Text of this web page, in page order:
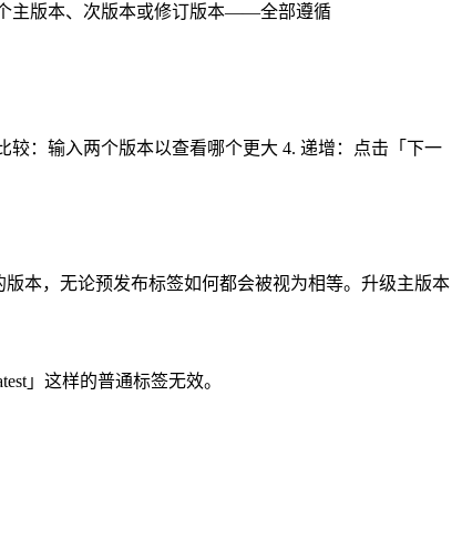
主版本、次版本或修订版本——全部遵循
较：输入两个版本以查看哪个更大 4. 递增：点击「下一
版本，无论预发布标签如何都会被视为相等。升级主版本
」这样的普通标签无效。